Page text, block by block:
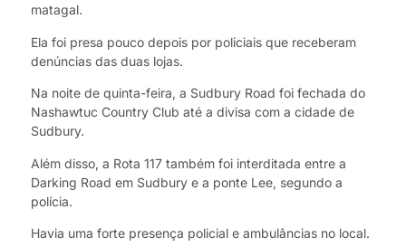
matagal.
Ela foi presa pouco depois por policiais que receberam
denúncias das duas lojas.
Na noite de quinta-feira, a Sudbury Road foi fechada do
Nashawtuc Country Club até a divisa com a cidade de
Sudbury.
Além disso, a Rota 117 também foi interditada entre a
Darking Road em Sudbury e a ponte Lee, segundo a
polícia.
Havia uma forte presença policial e ambulâncias no local.